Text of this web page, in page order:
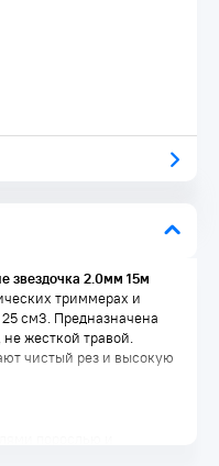
звездочка 2.0мм 15м
триммерах и
см3. Предназначена
жесткой травой.
чистый рез и высокую